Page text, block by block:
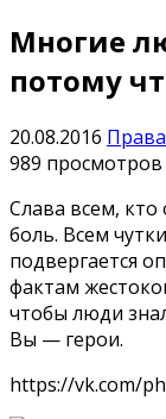
Многие
потому
20.08.2016
989 просмотров
Слава всем,
боль. Всем
подвергается
фактам
чтобы люди
Вы — герои.
https://vk.com/